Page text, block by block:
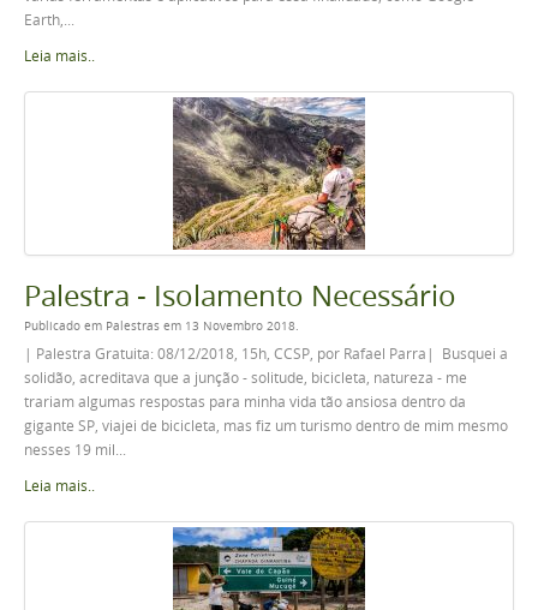
Earth,...
Leia mais..
Palestra - Isolamento Necessário
Publicado em Palestras em 13 Novembro 2018.
| Palestra Gratuita: 08/12/2018, 15h, CCSP, por Rafael Parra| Busquei a
solidão, acreditava que a junção - solitude, bicicleta, natureza - me
trariam algumas respostas para minha vida tão ansiosa dentro da
gigante SP, viajei de bicicleta, mas fiz um turismo dentro de mim mesmo
nesses 19 mil...
Leia mais..